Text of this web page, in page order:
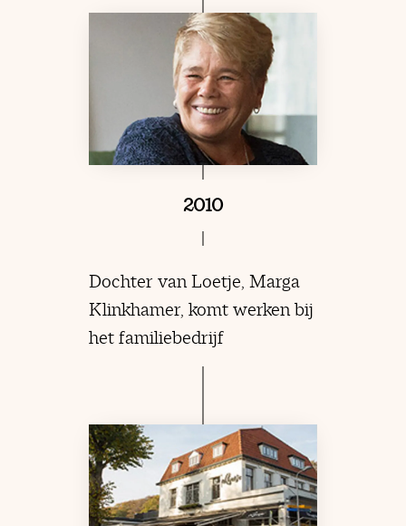
2010
Dochter van Loetje, Marga
Klinkhamer, komt werken bij
het familiebedrijf